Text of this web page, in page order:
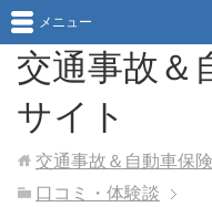
交通事故＆
サイト
メニュー
交通事故＆自動車保
口コミ・体験談